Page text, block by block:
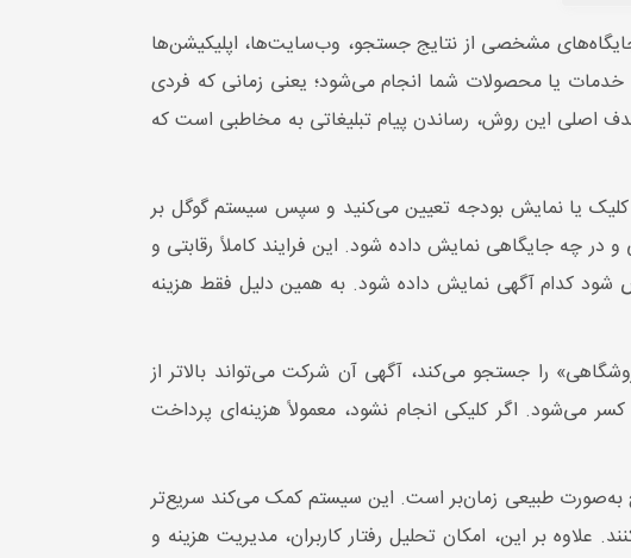
مشخصی از نتایج جستجو، وب‌سایت‌ها، اپلیکیشن‌ها
خدمات یا محصولات شما انجام می‌شود؛ یعنی زمانی که فردی
اصلی این روش، رساندن پیام تبلیغاتی به مخاطبی است که
یا نمایش بودجه تعیین می‌کنید و سپس سیستم گوگل بر
چه جایگاهی نمایش داده شود. این فرایند کاملاً رقابتی و
کدام آگهی نمایش داده شود. به همین دلیل فقط هزینه
را جستجو می‌کند، آگهی آن شرکت می‌تواند بالاتر از
می‌شود. اگر کلیکی انجام نشود، معمولاً هزینه‌ای پرداخت
به‌صورت طبیعی زمان‌بر است. این سیستم کمک می‌کند سریع‌تر
علاوه بر این، امکان تحلیل رفتار کاربران، مدیریت هزینه و